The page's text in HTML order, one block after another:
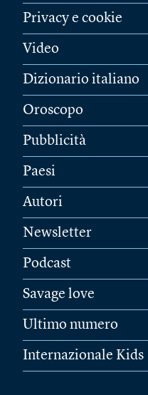
Privacy e cookie
Video
Dizionario italiano
Oroscopo
Pubblicità
Paesi
Autori
Newsletter
Podcast
Savage love
Ultimo numero
Internazionale Kids